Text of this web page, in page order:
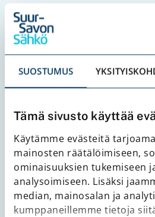
SUOSTUMUS
Tämä sivusto käyttää
Käytämme evästeitä
mainosten räätälöimiseen,
ominaisuuksien tukemiseen
analysoimiseen. Lisäksi
median, mainosalan ja
kumppaneillemme tietoja
Osoite: Autokeskuksentie 16,
Kotipaikka: Mikkeli
Paperilaskut: 2702133-8, PL 8,
Sähköpostilaskut: invoices-
solarigo.fi
Evision Oy